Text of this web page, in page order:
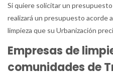
Si quiere solicitar un presupuesto
realizará un presupuesto acorde
limpieza que su Urbanización
Empresas de
comunidades de